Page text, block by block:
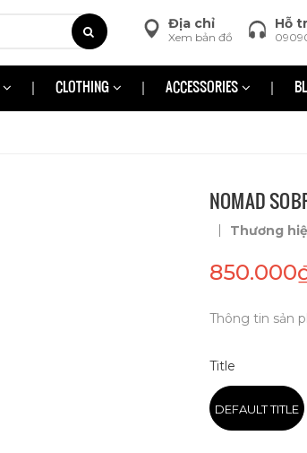
Hỗ
Địa chỉ
Xem bản đồ
CLOTHING ACCESSORIES
NOMAD
| Thương
Thông tin sản
Title
DEFAULT TITLE